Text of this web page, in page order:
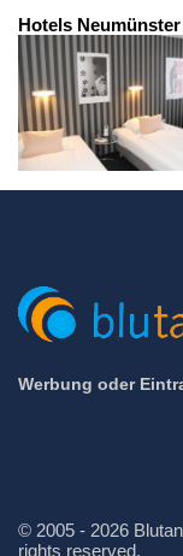
Hotels Neumünster
Werbung oder
© 2005 - 2026
rights reserved.